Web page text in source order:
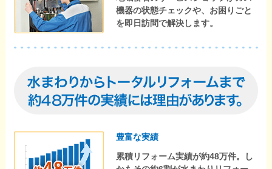
機器の状態チェックや、お困りごと
を即日訪問で解決します。
豊富な実績
累積リフォーム実績が約48万件。し